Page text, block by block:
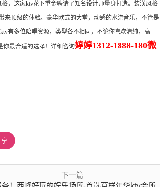
，这家ktv花下重金聘请了知名设计师量身打造。装潢风格
来顶级的体验。豪华欧式的大堂，动感的水流音乐，不管是
有多位陪唱资源，类型各不相同，不论你喜欢清纯，高
你最合适的选择！详细咨询婷婷1312-1888-180微
下一篇
！西峰好玩的娱乐场所-首选草样年华ktv会所消费行情推荐